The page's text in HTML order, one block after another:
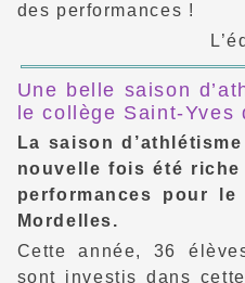
des performances !
Une belle saison
le collège Saint-Yves
La saison
nouvelle fois été riche
performances pour
Mordelles.
Cette année, 36
sont investis dans